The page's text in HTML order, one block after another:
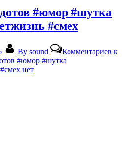
#юмор #шутка
#смех
By sound Комментариев к
#юмор #шутка
нет